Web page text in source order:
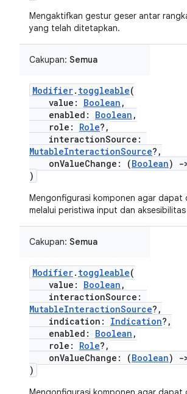
Mengaktifkan gestur geser antar
yang telah ditetapkan.
Cakupan: Semua
Modifier. toggleable(
value: Boolean ,
enabled: Boolean ,
role: Role?,
interactionSource:
MutableInteractionSource?,
onValueChange: (Boolean) -
)
Mengonfigurasi komponen agar dapat
melalui peristiwa input dan aksesibilitas
Cakupan: Semua
Modifier. toggleable(
value: Boolean ,
interactionSource:
MutableInteractionSource?,
indication: Indication?,
enabled: Boolean ,
role: Role?,
onValueChange: (Boolean) -
)